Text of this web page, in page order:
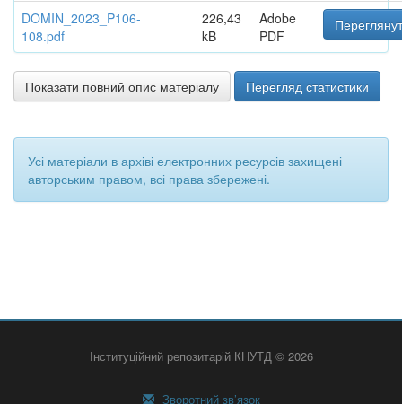
DOMIN_2023_P106-
108.pdf
226,43
kB
Adobe
PDF
Показати повний опис матеріалу Перегляд статистики
Усі матеріали в архіві електронних ресурсів захищені
авторським правом, всі права збережені.
Інституційний репозитарій КНУТД © 2026
Зворотний зв’язок